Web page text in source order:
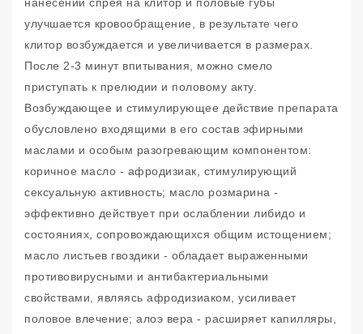
улучшается кровообращение, в результате чего
клитор возбуждается и увеличивается в размерах.
После 2-3 минут впитывания, можно смело
приступать к прелюдии и половому акту.
Возбуждающее и стимулирующее действие препарата
обусловлено входящими в его состав эфирными
маслами и особым разогревающим компонентом:
коричное масло - афродизиак, стимулирующий
сексуальную активность; масло розмарина -
эффективно действует при ослаблении либидо и
состояниях, сопровождающихся общим истощением;
масло листьев гвоздики - обладает выраженными
противовирусными и антибактериальными
свойствами, являясь афродизиаком, усиливает
половое влечение; алоэ вера - расширяет капилляры,